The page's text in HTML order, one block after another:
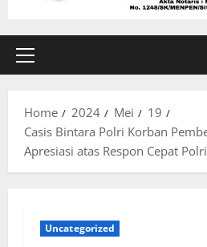
Home 2024 Mei
19
Casis Bintara Polri Korban
Apresiasi atas Respon Cepat Polri
Uncategorized